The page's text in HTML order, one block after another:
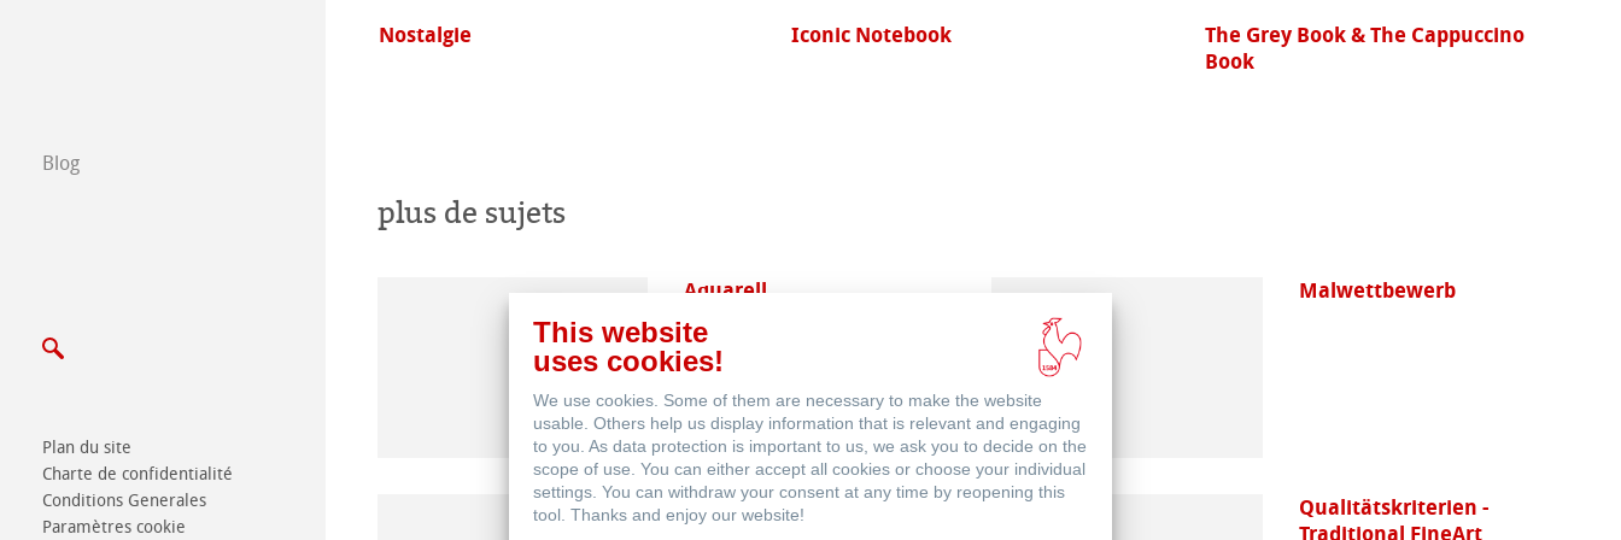
Certified Studios
Blog
Plan du site
Charte de confidentialité
Conditions Generales
Paramètres cookie
Nostalgie Iconic Notebook
The Grey Book & The Cappuccino
Book
plus de sujets
Aquarell Malwettbewerb
Häufig gestellte Fragen
Qualitätskriterien -
Traditional FineArt
This website
uses cookies!
We use cookies. Some of them are necessary to make the website
usable. Others help us display information that is relevant and engaging
to you. As data protection is important to us, we ask you to decide on the
scope of use. You can either accept all cookies or choose your individual
settings. You can withdraw your consent at any time by reopening this
tool. Thanks and enjoy our website!